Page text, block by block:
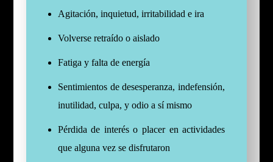
Agitación, inquietud, irritabilidad e ira
Volverse retraído o aislado
Fatiga y falta de energía
Sentimientos de desesperanza, indefensión,
inutilidad, culpa, y odio a sí mismo
Pérdida de interés o placer en actividades
que alguna vez se disfrutaron